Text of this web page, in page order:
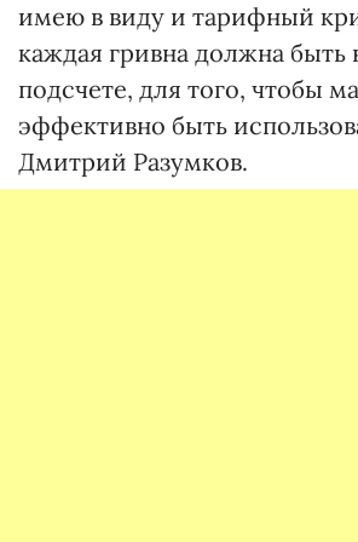
имею в виду и тарифный
каждая гривна должна быть
подсчете, для того, чтобы
эффективно быть
Дмитрий Разумков.